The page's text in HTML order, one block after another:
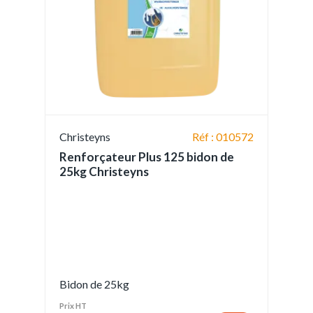
Christeyns Réf : 010572
Renforçateur Plus 125 bidon de
25kg Christeyns
Bidon de 25kg
Prix HT